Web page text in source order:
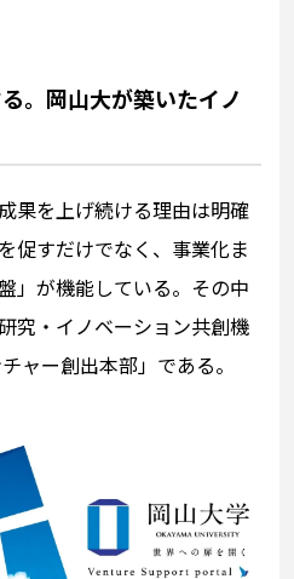
。岡山大が築いたイノ
果を上げ続ける理由は明確
促すだけでなく、事業化ま
」が機能している。その中
究・イノベーション共創機
ャー創出本部」である。